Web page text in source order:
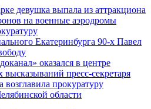
девушка выпала из аттракциона
на военные аэродромы
Екатеринбурга 90-х Павел
оказался в центре
высказываний пресс-секретаря
возглавила прокуратуру
области